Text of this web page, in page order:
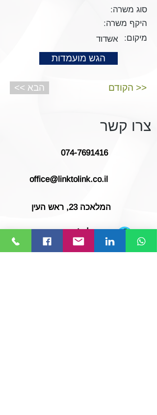
סוג משרה:
היקף משרה:
מיקום:
אשדוד
הגש מועמדות
<< הבא הקודם >>
צרו קשר
074-7691416
office@linktolink.co.il
המלאכה 23, ראש העין
סעו אלינו!
לחצו או חפשו Link to Link